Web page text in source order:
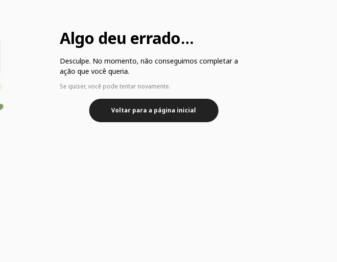
Algo deu errado...
Desculpe. No momento, não conseguimos completar a
ação que você queria.
Se quiser, você pode tentar novamente.
Voltar para a página inicial